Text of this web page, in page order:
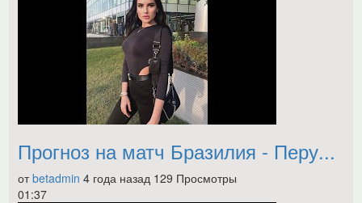
Прогноз на матч Бразилия - Перу...
отbetadmin 4 года назад 129 Просмотры
01:37